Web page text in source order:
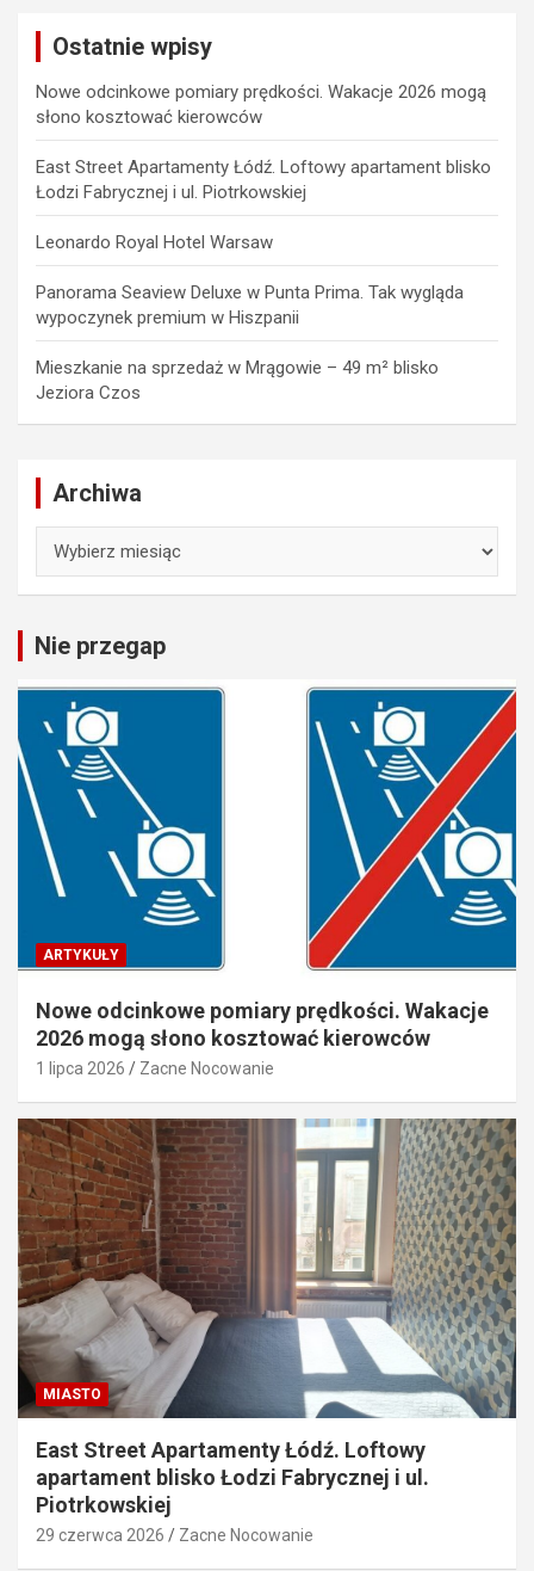
Ostatnie wpisy
Nowe odcinkowe pomiary prędkości. Wakacje 2026 mogą
słono kosztować kierowców
East Street Apartamenty Łódź. Loftowy apartament blisko
Łodzi Fabrycznej i ul. Piotrkowskiej
Leonardo Royal Hotel Warsaw
Panorama Seaview Deluxe w Punta Prima. Tak wygląda
wypoczynek premium w Hiszpanii
Mieszkanie na sprzedaż w Mrągowie – 49 m² blisko
Jeziora Czos
Archiwa
Nie przegap
ARTYKUŁY
Nowe odcinkowe pomiary prędkości. Wakacje
2026 mogą słono kosztować kierowców
1 lipca 2026 Zacne Nocowanie
MIASTO
East Street Apartamenty Łódź. Loftowy
apartament blisko Łodzi Fabrycznej i ul.
Piotrkowskiej
29 czerwca 2026 Zacne Nocowanie